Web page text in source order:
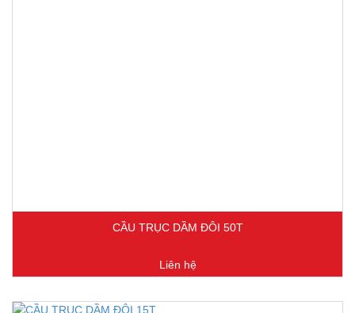
CẦU TRỤC DẦM ĐÔI 50T
Liên hệ